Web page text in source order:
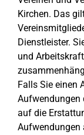
Kirchen. Das
Dienstleister.
und
Falls Sie einen
Aufwendungen
auf die
Aufwendungen